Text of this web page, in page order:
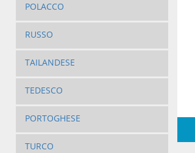
POLACCO
RUSSO
TAILANDESE
TEDESCO
PORTOGHESE
TURCO